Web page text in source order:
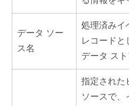
データ ソー
ス名
処理済みイ
レコード
データ ス
指定された
ソースで、